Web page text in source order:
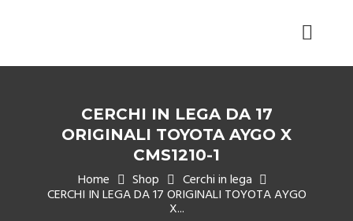
CERCHI IN LEGA DA 17
ORIGINALI TOYOTA AYGO X
CMS1210-1
Home Shop Cerchi in lega
CERCHI IN LEGA DA 17 ORIGINALI TOYOTA AYGO
X...